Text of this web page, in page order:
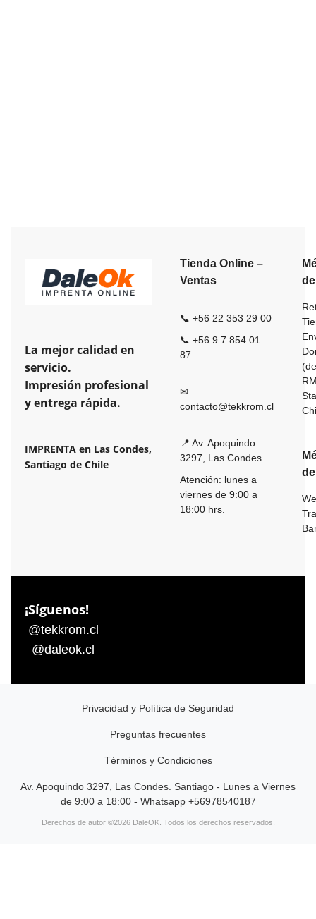
La mejor calidad en
servicio.
Impresión profesional
y entrega rápida.
IMPRENTA en Las Condes,
Santiago de Chile
Tienda Online –
Ventas
📞 +56 22 353 29 00
📞 +56 9 7 854 01
87
✉
contacto@tekkrom.cl
📍 Av. Apoquindo
3297, Las Condes.
Atención: lunes a
viernes de 9:00 a
18:00 hrs.
¡Síguenos!
@tekkrom.cl
@daleok.cl
Privacidad y Política de Seguridad
Preguntas frecuentes
Términos y Condiciones
Av. Apoquindo 3297, Las Condes. Santiago - Lunes a Viernes
de 9:00 a 18:00 - Whatsapp +56978540187
Derechos de autor ©2026 DaleOK. Todos los derechos reservados.